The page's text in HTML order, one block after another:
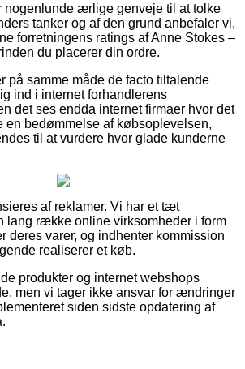
nogenlunde ærlige genveje til at tolke
tanker og af den grund anbefaler vi,
forretningens ratings af Anne Stokes –
du placerer din ordre.
på samme måde de facto tiltalende
ind i internet forhandlerens
det ses endda internet firmaer hvor det
en bedømmelse af købsoplevelsen,
til at vurdere hvor glade kunderne
af reklamer. Vi har et tæt
lang række online virksomheder i form
deres varer, og indhenter kommission
realiserer et køb.
produkter og internet webshops
men vi tager ikke ansvar for ændringer
siden sidste opdatering af